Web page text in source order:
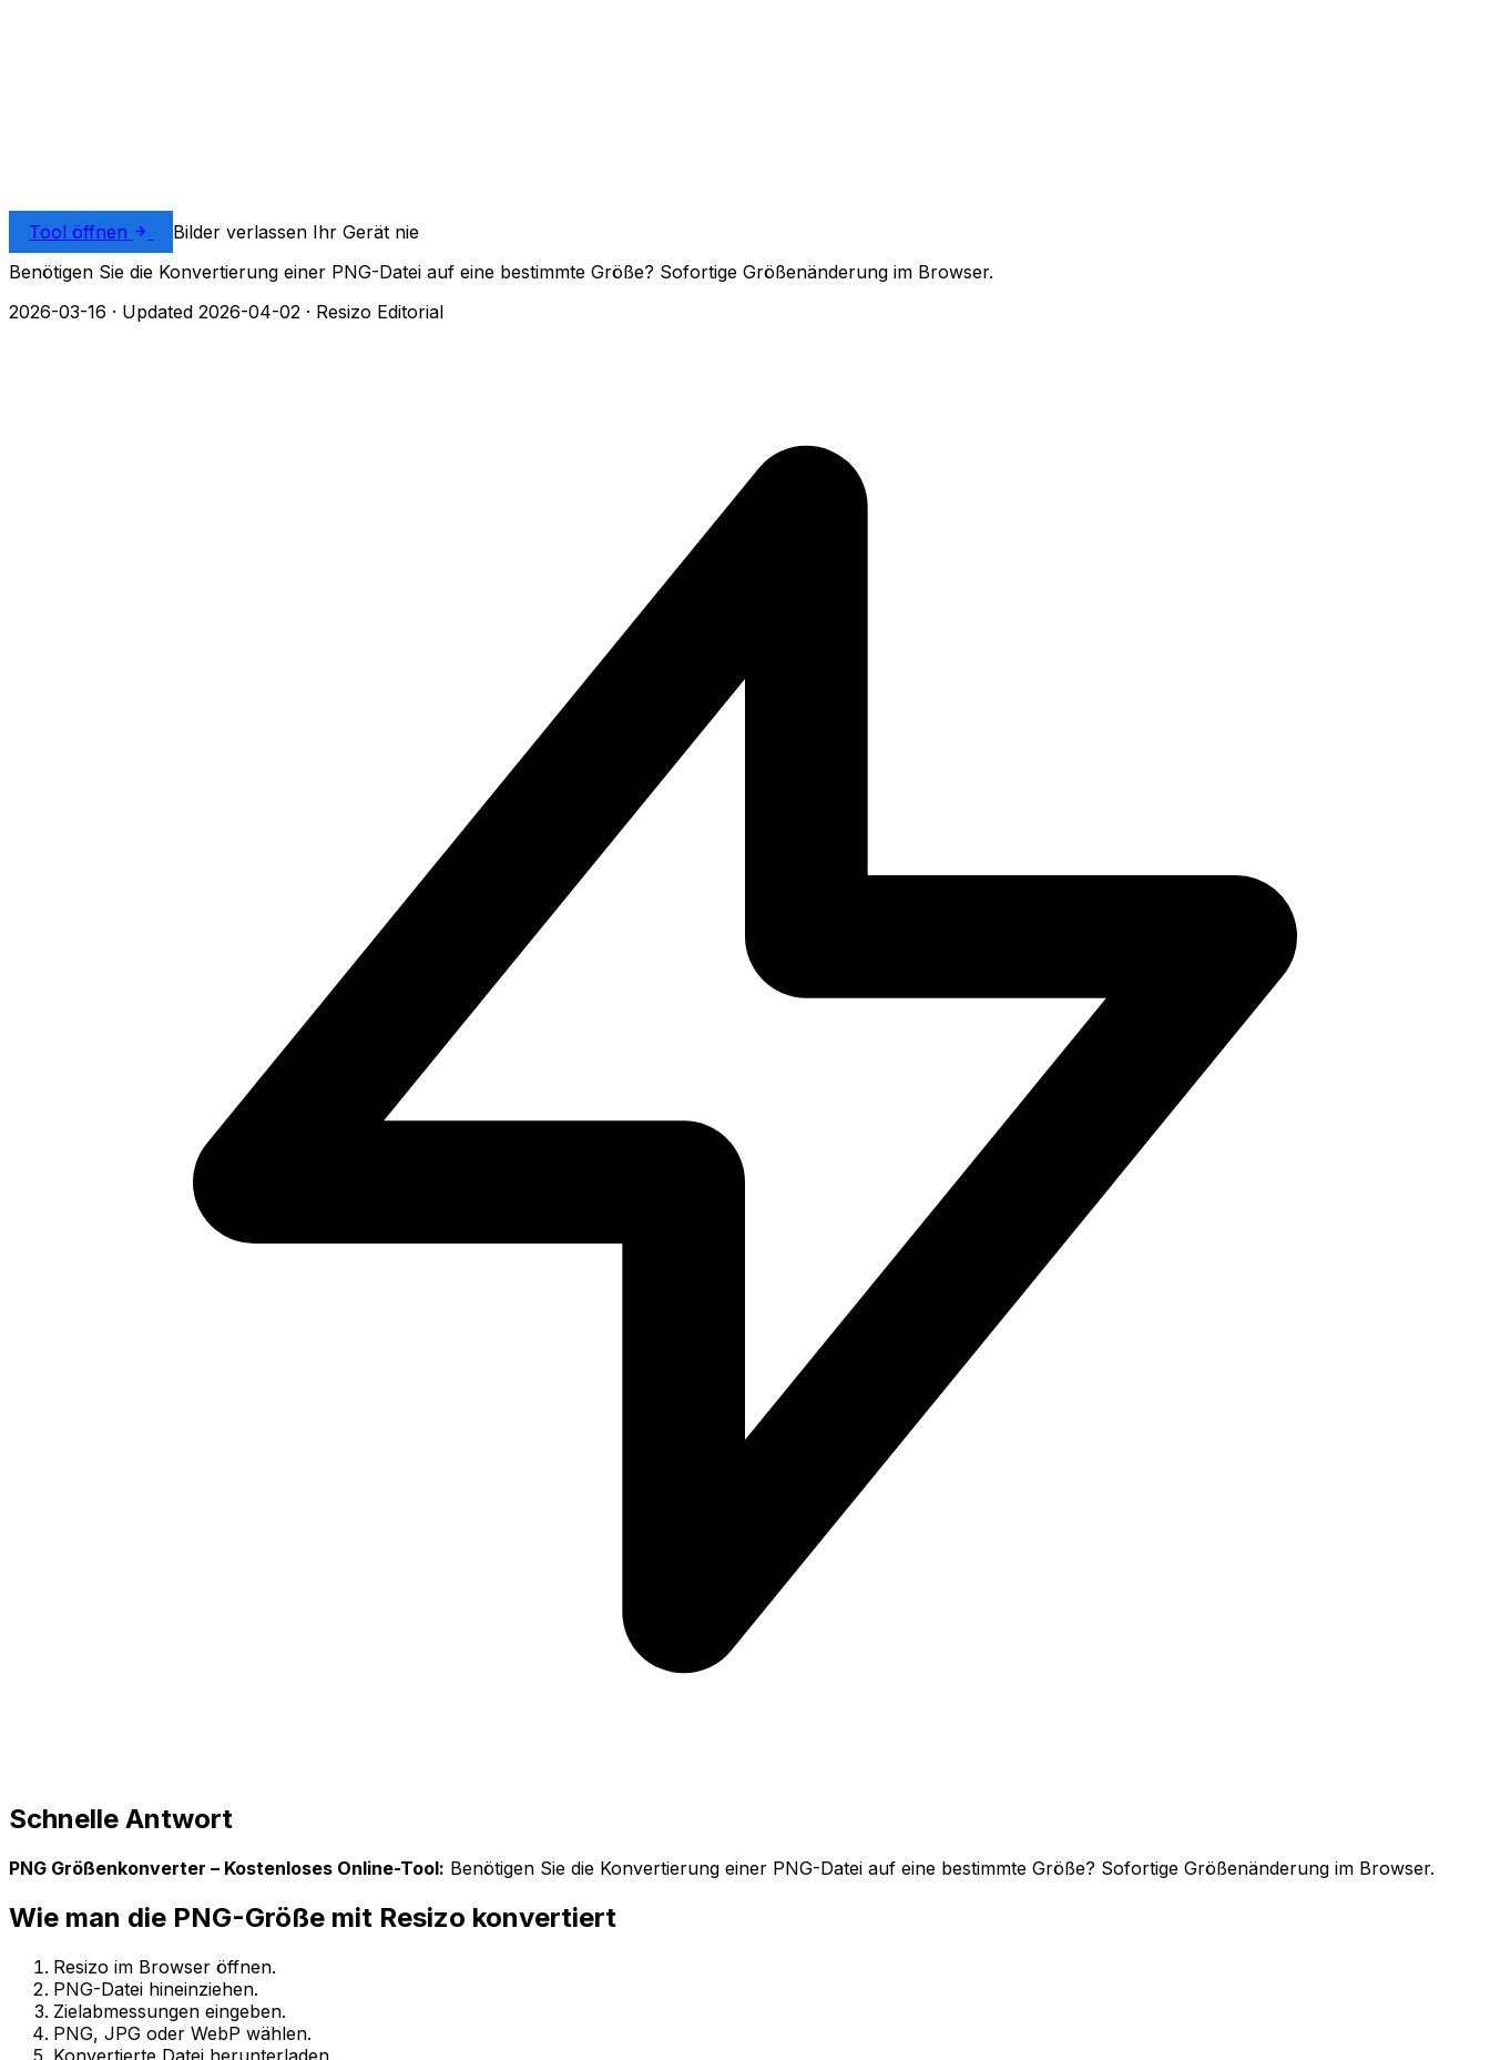
Tool öffnen
Bilder verlassen Ihr Gerät nie
Benötigen Sie die Konvertierung einer PNG-Datei auf eine bestimmte Größe? Sofortige Größenänderung im Browser.
2026-03-16 · Updated 2026-04-02 · Resizo Editorial
Schnelle Antwort
PNG Größenkonverter – Kostenloses Online-Tool: Benötigen Sie die Konvertierung einer PNG-Datei auf eine bestimmte Größe? Sofortige Größenänderung im Browser.
Wie man die PNG-Größe mit Resizo konvertiert
Resizo im Browser öffnen.
PNG-Datei hineinziehen.
Zielabmessungen eingeben.
PNG, JPG oder WebP wählen.
Konvertierte Datei herunterladen.